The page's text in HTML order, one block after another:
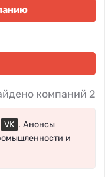
компаний 2
VK . Анонсы
и